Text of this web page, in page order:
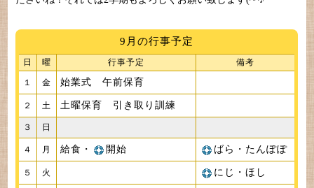
9月の行事予定
日 曜 行事予定 備考
１ 金 始業式 午前保育
２ 土 土曜保育 引き取り訓練
３ 日
４ 月 給食・ 開始 ばら・たんぽぽ
５ 火 にじ・ほし